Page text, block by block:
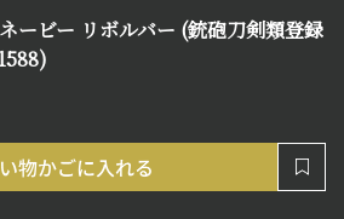
ービー リボルバー (銃砲刀剣類登録